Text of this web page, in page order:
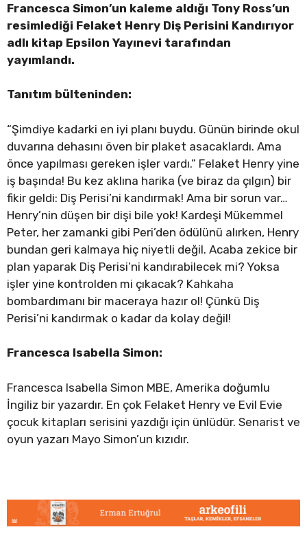
Francesca Simon’un kaleme aldığı Tony Ross’un
resimlediği Felaket Henry Diş Perisini Kandırıyor
adlı kitap Epsilon Yayınevi tarafından
yayımlandı.
Tanıtım bülteninden:
“Şimdiye kadarki en iyi planı buydu. Günün birinde okul
duvarına dehasını öven bir plaket asacaklardı. Ama
önce yapılması gereken işler vardı.” Felaket Henry yine
iş başında! Bu kez aklına harika (ve biraz da çılgın) bir
fikir geldi: Diş Perisi’ni kandırmak! Ama bir sorun var…
Henry’nin düşen bir dişi bile yok! Kardeşi Mükemmel
Peter, her zamanki gibi Peri’den ödülünü alırken, Henry
bundan geri kalmaya hiç niyetli değil. Acaba zekice bir
plan yaparak Diş Perisi’ni kandırabilecek mi? Yoksa
işler yine kontrolden mi çıkacak? Kahkaha
bombardımanı bir maceraya hazır ol! Çünkü Diş
Perisi’ni kandırmak o kadar da kolay değil!
Francesca Isabella Simon:
Francesca Isabella Simon MBE, Amerika doğumlu
İngiliz bir yazardır. En çok Felaket Henry ve Evil Evie
çocuk kitapları serisini yazdığı için ünlüdür. Senarist ve
oyun yazarı Mayo Simon’un kızıdır.